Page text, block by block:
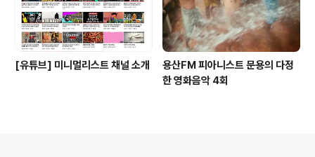
[유튜브] 미니멀리스트 채널 소개
용산FM 피아니스트 문용의 다정
한 영화음악 4회